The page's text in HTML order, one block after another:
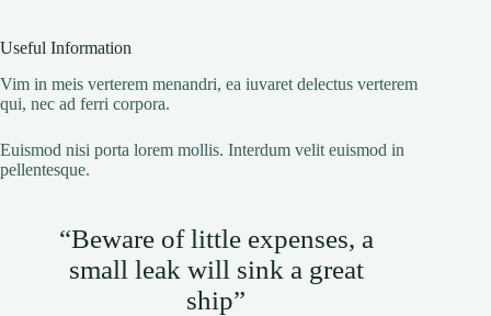
Useful Information
Vim in meis verterem menandri, ea iuvaret delectus verterem
qui, nec ad ferri corpora.
Euismod nisi porta lorem mollis. Interdum velit euismod in
pellentesque.
“Beware of little expenses, a
small leak will sink a great
ship”